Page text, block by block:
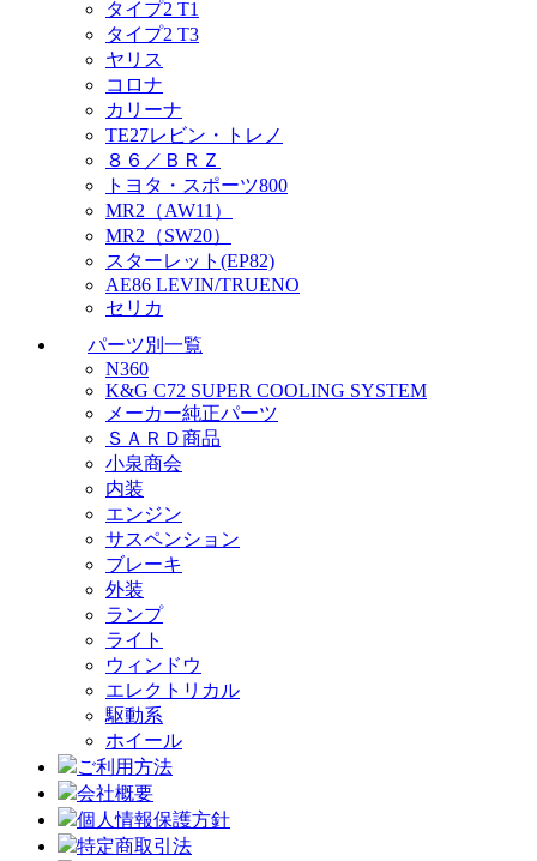
タイプ2 T1
タイプ2 T3
ヤリス
コロナ
カリーナ
TE27レビン・トレノ
８６／ＢＲＺ
トヨタ・スポーツ800
MR2（AW11）
MR2（SW20）
スターレット(EP82)
AE86 LEVIN/TRUENO
セリカ
パーツ別一覧
N360
K&G C72 SUPER COOLING SYSTEM
メーカー純正パーツ
ＳＡＲＤ商品
小泉商会
内装
エンジン
サスペンション
ブレーキ
外装
ランプ
ライト
ウィンドウ
エレクトリカル
駆動系
ホイール
ご利用方法
会社概要
個人情報保護方針
特定商取引法